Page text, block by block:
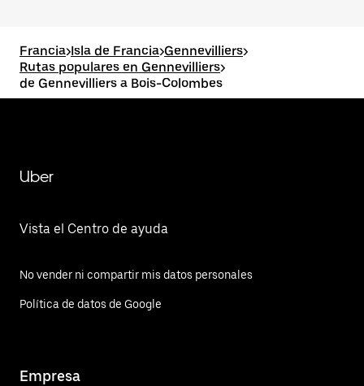
Francia>Isla de Francia>Gennevilliers>
Rutas populares en Gennevilliers>
de Gennevilliers a Bois-Colombes
Uber
Vista el Centro de ayuda
No vender ni compartir mis datos personales
Política de datos de Google
Empresa